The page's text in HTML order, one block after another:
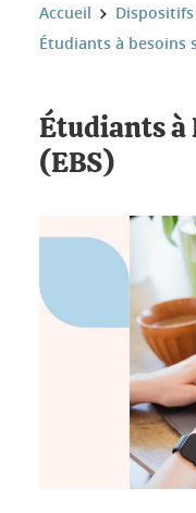
Vous êtes ici :
Accueil
Étudiants à besoins
Étudiants à
(EBS)